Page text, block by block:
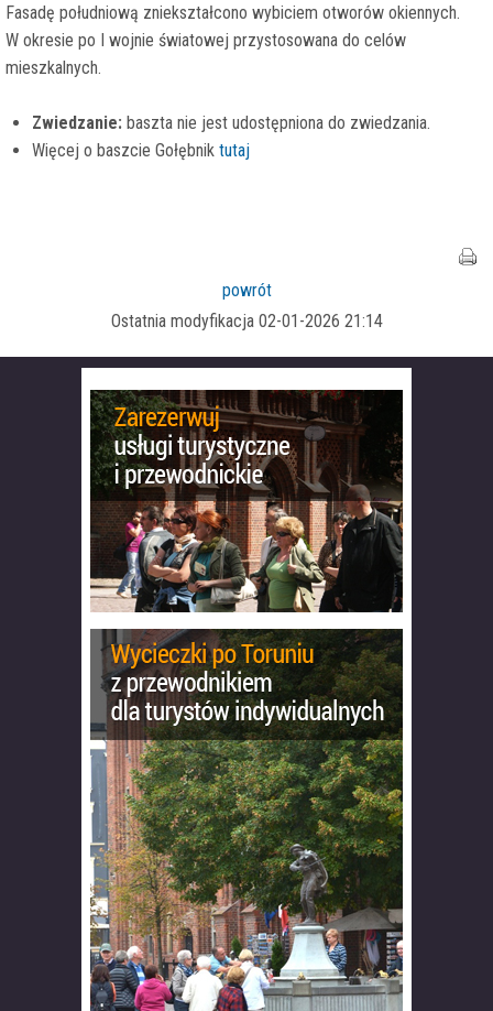
Fasadę południową zniekształcono wybiciem otworów okiennych.
W okresie po I wojnie światowej przystosowana do celów
mieszkalnych.
Zwiedzanie: baszta nie jest udostępniona do zwiedzania.
Więcej o baszcie Gołębnik tutaj
powrót
Ostatnia modyfikacja 02-01-2026 21:14